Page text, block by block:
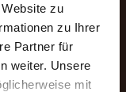
zu
zu Ihrer
Partner für
weiter. Unsere
mit